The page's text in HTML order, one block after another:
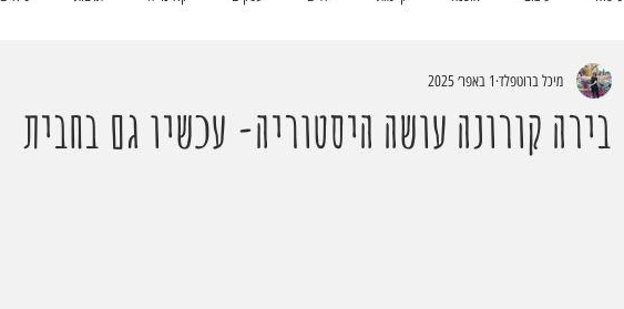
בירה קורונה עושה היסטוריה- עכשיו גם בחבית
מיכל ברוטפלד 1 באפר׳ 2025